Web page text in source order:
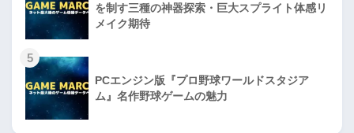
を制す三種の神器探索・巨大スプライト体感リ
メイク期待
5
PCエンジン版『プロ野球ワールドスタジア
ム』名作野球ゲームの魅力